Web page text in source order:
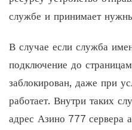
службе и принимает
В случае если служба
подключение до
заблокирован, даже при
работает. Внутри таких
адрес Азино 777 сервера